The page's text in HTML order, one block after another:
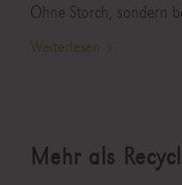
Ohne Storch, sondern
Weiterlesen
Mehr als